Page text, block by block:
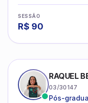
SESSÃO
R$ 90
RAQUEL
03/30147
Pós-